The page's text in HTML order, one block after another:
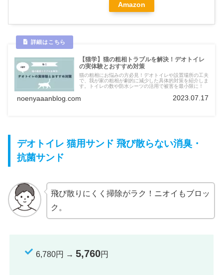
Amazon
【猫学】猫の粗相トラブルを解決！デオトイレ
の実体験とおすすめ対策
猫の粗相にお悩みの方必見！デオトイレや設置場所の工夫
で、我が家の粗相が劇的に減少した具体的対策を紹介しま
す。トイレの数や防水シーツの活用で被害を最小限に！
noenyaaanblog.com 2023.07.17
デオトイレ 猫用サンド 飛び散らない消臭・
抗菌サンド
飛び散りにくく掃除がラク！ニオイもブロッ
ク。
6,780円 →5,760円